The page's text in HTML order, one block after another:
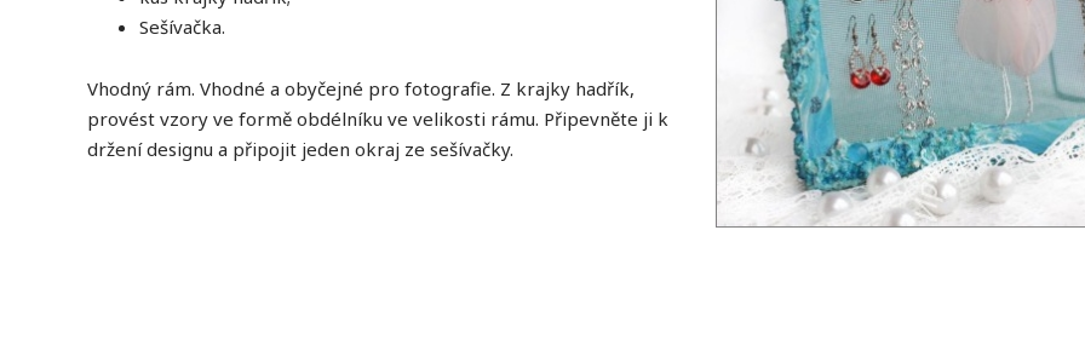
Sešívačka.
Vhodný rám. Vhodné a obyčejné pro fotografie. Z krajky hadřík,
provést vzory ve formě obdélníku ve velikosti rámu. Připevněte ji k
držení designu a připojit jeden okraj ze sešívačky.